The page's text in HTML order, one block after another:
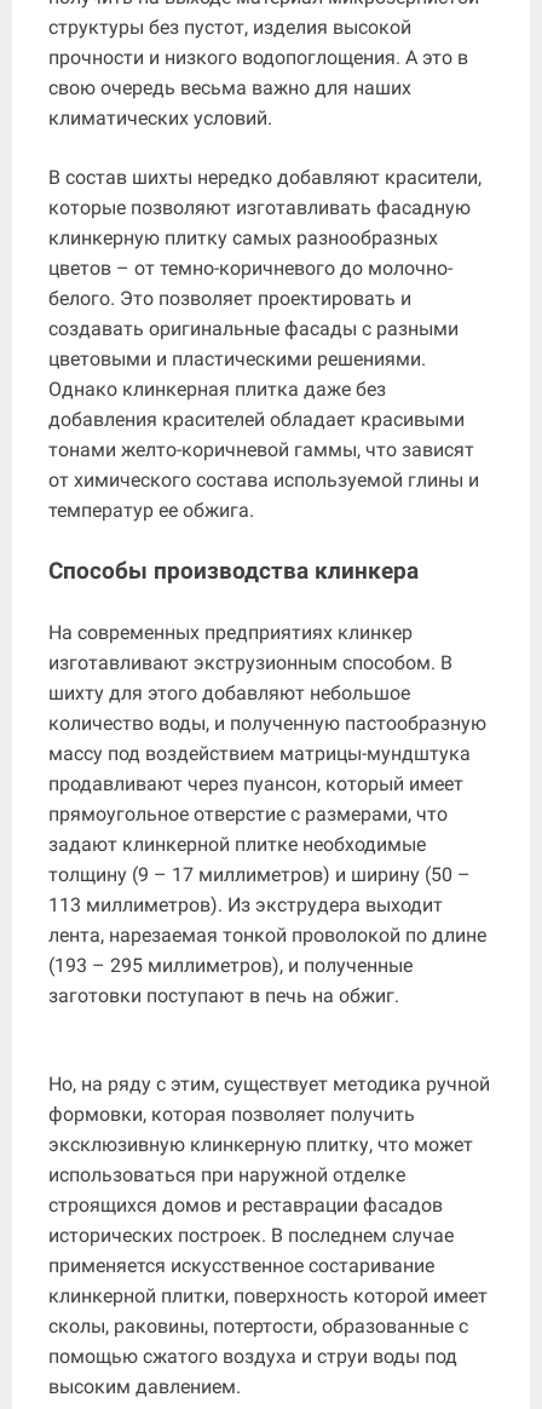
структуры без пустот, изделия высокой
прочности и низкого водопоглощения. А это в
свою очередь весьма важно для наших
климатических условий.
В состав шихты нередко добавляют красители,
которые позволяют изготавливать фасадную
клинкерную плитку самых разнообразных
цветов – от темно-коричневого до молочно-
белого. Это позволяет проектировать и
создавать оригинальные фасады с разными
цветовыми и пластическими решениями.
Однако клинкерная плитка даже без
добавления красителей обладает красивыми
тонами желто-коричневой гаммы, что зависят
от химического состава используемой глины и
температур ее обжига.
Способы производства клинкера
На современных предприятиях клинкер
изготавливают экструзионным способом. В
шихту для этого добавляют небольшое
количество воды, и полученную пастообразную
массу под воздействием матрицы-мундштука
продавливают через пуансон, который имеет
прямоугольное отверстие с размерами, что
задают клинкерной плитке необходимые
толщину (9 – 17 миллиметров) и ширину (50 –
113 миллиметров). Из экструдера выходит
лента, нарезаемая тонкой проволокой по длине
(193 – 295 миллиметров), и полученные
заготовки поступают в печь на обжиг.
Но, на ряду с этим, существует методика ручной
формовки, которая позволяет получить
эксклюзивную клинкерную плитку, что может
использоваться при наружной отделке
строящихся домов и реставрации фасадов
исторических построек. В последнем случае
применяется искусственное состаривание
клинкерной плитки, поверхность которой имеет
сколы, раковины, потертости, образованные с
помощью сжатого воздуха и струи воды под
высоким давлением.